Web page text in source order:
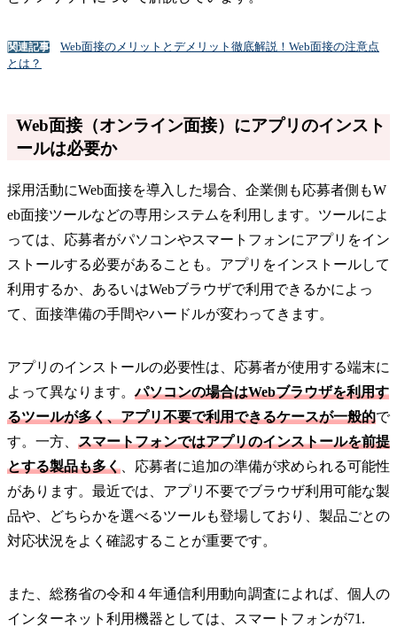
関連記事
Web面接のメリットとデメリット徹底解説！Web面接の注意点
とは？
Web面接（オンライン面接）にアプリのインスト
ールは必要か
採用活動にWeb面接を導入した場合、企業側も応募者側もW
eb面接ツールなどの専用システムを利用します。ツールによ
っては、応募者がパソコンやスマートフォンにアプリをイン
ストールする必要があることも。アプリをインストールして
利用するか、あるいはWebブラウザで利用できるかによっ
て、面接準備の手間やハードルが変わってきます。
アプリのインストールの必要性は、応募者が使用する端末に
よって異なります。パソコンの場合はWebブラウザを利用す
るツールが多く、アプリ不要で利用できるケースが一般的で
す。一方、 スマートフォンではアプリのインストールを前提
とする製品も多く 、応募者に追加の準備が求められる可能性
があります。最近では、アプリ不要でブラウザ利用可能な製
品や、どちらかを選べるツールも登場しており、製品ごとの
対応状況をよく確認することが重要です。
また、総務省の令和４年通信利用動向調査によれば、個人の
インターネット利用機器としては、スマートフォンが71.